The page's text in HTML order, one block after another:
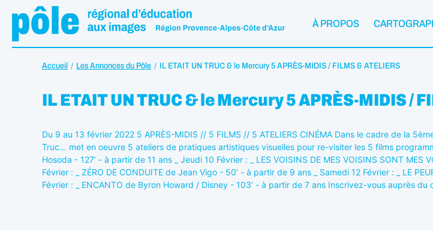
À PROPOS
Accueil Les Annonces du Pôle IL ETAIT UN TRUC & le Mercury 5 APRÈS-MIDIS / FILMS & ATELIERS
IL ETAIT UN TRUC & le Mercury 5 APRÈS-MIDIS /
Du 9 au 13 février 2022 5 APRÈS-MIDIS // 5 FILMS // 5 ATELIERS CINÉMA Dans le cadre de la
Truc… met en oeuvre 5 ateliers de pratiques artistiques visuelles pour re-visiter les 5 films
Hosoda - 127’ - à partir de 11 ans _ Jeudi 10 Février : _ LES VOISINS DE MES VOISINS SONT
Février : _ ZÉRO DE CONDUITE de Jean Vigo - 50’ - à partir de 9 ans _ Samedi 12 Février : _ LE
Février : _ ENCANTO de Byron Howard / Disney - 103’ - à partir de 7 ans Inscrivez-vous auprès